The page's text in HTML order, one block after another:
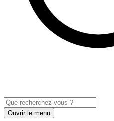
Ouvrir le menu